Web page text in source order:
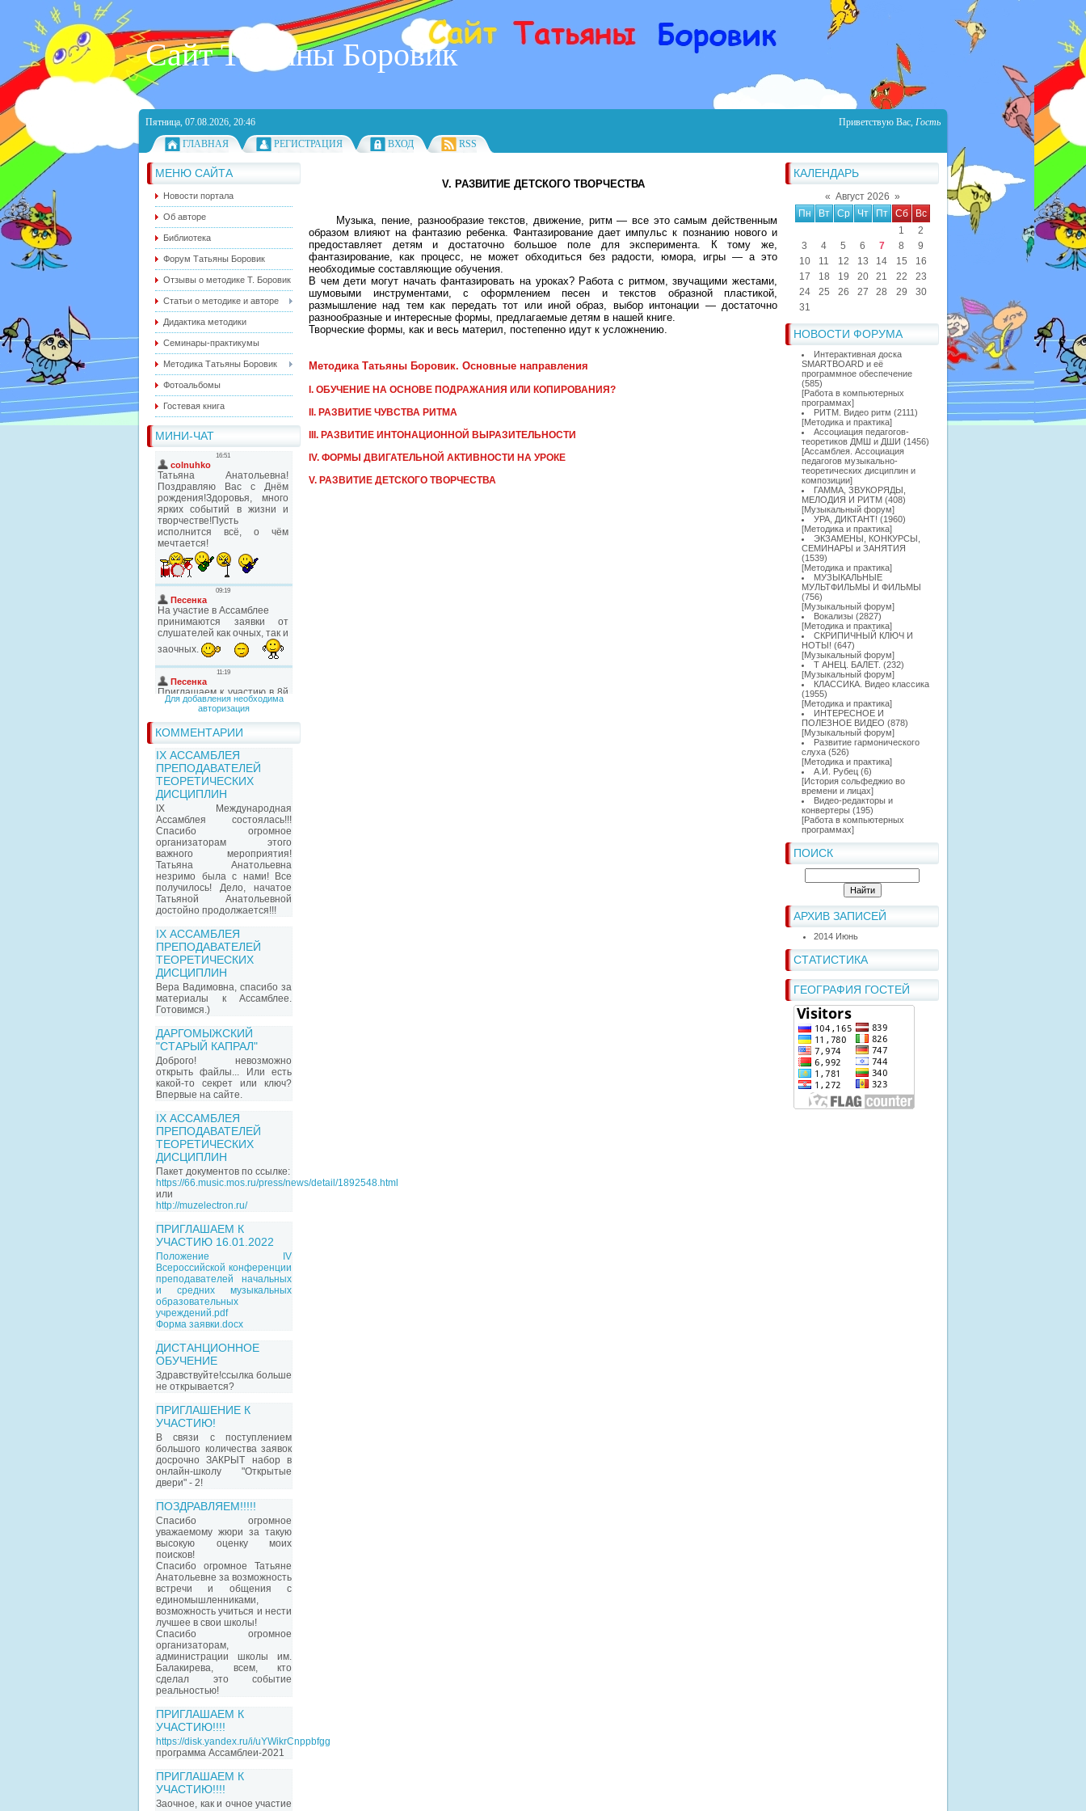
Сайт Татьяны Боровик
Пятница, 07.08.2026, 20:46 Приветствую Вас, Гость
ГЛАВНАЯ
РЕГИСТРАЦИЯ ВХОД RSS
МЕНЮ САЙТА
Новости портала
Об авторе
Библиотека
Форум Татьяны Боровик
Отзывы о методике Т. Боровик
Статьи о методике и авторе
Дидактика методики
Семинары-практикумы
Методика Татьяны Боровик
Фотоальбомы
Гостевая книга
МИНИ-ЧАТ
Для добавления необходима
авторизация
КОММЕНТАРИИ
IX АССАМБЛЕЯ
ПРЕПОДАВАТЕЛЕЙ
ТЕОРЕТИЧЕСКИХ
ДИСЦИПЛИН
IX Международная
Ассамблея состоялась!!!
Спасибо огромное
организаторам этого
важного мероприятия!
Татьяна Анатольевна
незримо была с нами! Все
получилось! Дело, начатое
Татьяной Анатольевной
достойно продолжается!!!
IX АССАМБЛЕЯ
ПРЕПОДАВАТЕЛЕЙ
ТЕОРЕТИЧЕСКИХ
ДИСЦИПЛИН
Вера Вадимовна, спасибо за
материалы к Ассамблее.
Готовимся.)
ДАРГОМЫЖСКИЙ
"СТАРЫЙ КАПРАЛ"
Доброго! невозможно
открыть файлы... Или есть
какой-то секрет или ключ?
Впервые на сайте.
IX АССАМБЛЕЯ
ПРЕПОДАВАТЕЛЕЙ
ТЕОРЕТИЧЕСКИХ
ДИСЦИПЛИН
Пакет документов по ссылке:
https://66.music.mos.ru/press/news/detail/1892548.html
или
http://muzelectron.ru/
ПРИГЛАШАЕМ К
УЧАСТИЮ 16.01.2022
Положение IV
Всероссийской конференции
преподавателей начальных
и средних музыкальных
образовательных
учреждений.pdf
Форма заявки.docx
ДИСТАНЦИОННОЕ
ОБУЧЕНИЕ
Здравствуйте!ссылка больше
не открывается?
ПРИГЛАШЕНИЕ К
УЧАСТИЮ!
В связи с поступлением
большого количества заявок
досрочно ЗАКРЫТ набор в
онлайн-школу "Открытые
двери" - 2!
ПОЗДРАВЛЯЕМ!!!!!
Спасибо огромное
уважаемому жюри за такую
высокую оценку моих
поисков!
Спасибо огромное Татьяне
Анатольевне за возможность
встречи и общения с
единомышленниками,
возможность учиться и нести
лучшее в свои школы!
Спасибо огромное
организаторам,
администрации школы им.
Балакирева, всем, кто
сделал это событие
реальностью!
ПРИГЛАШАЕМ К
УЧАСТИЮ!!!!
https://disk.yandex.ru/i/uYWikrCnppbfgg
программа Ассамблеи-2021
ПРИГЛАШАЕМ К
УЧАСТИЮ!!!!
Заочное, как и очное участие
КАЛЕНДАРЬ
« Август 2026 »
Пн
Вт Ср Чт Пт Сб
Вс
1
2
3
4 5 6 7 8
9
10
11 12 13 14 15
16
17
18 19 20 21 22
23
24
25 26 27 28 29
30
31
НОВОСТИ ФОРУМА
Интерактивная доска
SMARTBOARD и её
программное обеспечение
(585)
[Работа в компьютерных
программах]
РИТМ. Видео ритм (2111)
[Методика и практика]
Ассоциация педагогов-
теоретиков ДМШ и ДШИ (1456)
[Ассамблея. Ассоциация
педагогов музыкально-
теоретических дисциплин и
композиции]
ГАММА, ЗВУКОРЯДЫ,
МЕЛОДИЯ И РИТМ (408)
[Музыкальный форум]
УРА, ДИКТАНТ! (1960)
[Методика и практика]
ЭКЗАМЕНЫ, КОНКУРСЫ,
СЕМИНАРЫ и ЗАНЯТИЯ
(1539)
[Методика и практика]
МУЗЫКАЛЬНЫЕ
МУЛЬТФИЛЬМЫ И ФИЛЬМЫ
(756)
[Музыкальный форум]
Вокализы (2827)
[Методика и практика]
СКРИПИЧНЫЙ КЛЮЧ И
НОТЫ! (647)
[Музыкальный форум]
Т АНЕЦ. БАЛЕТ. (232)
[Музыкальный форум]
КЛАССИКА. Видео классика
(1955)
[Методика и практика]
ИНТЕРЕСНОЕ И
ПОЛЕЗНОЕ ВИДЕО (878)
[Музыкальный форум]
Развитие гармонического
слуха (526)
[Методика и практика]
А.И. Рубец (6)
[История сольфеджио во
времени и лицах]
Видео-редакторы и
конвертеры (195)
[Работа в компьютерных
программах]
ПОИСК
АРХИВ ЗАПИСЕЙ
2014 Июнь
СТАТИСТИКА
ГЕОГРАФИЯ ГОСТЕЙ
V. РАЗВИТИЕ ДЕТСКОГО ТВОРЧЕСТВА
Музыка, пение, разнообразие текстов, движение, ритм — все это самым действенным
образом влияют на фантазию ребенка. Фантазирование дает импульс к познанию нового и
предоставляет детям и достаточно большое поле для эксперимента. К тому же,
фантазирование, как процесс, не может обходиться без радости, юмора, игры — а это
необходимые составляющие обучения.
В чем дети могут начать фантазировать на уроках? Работа с ритмом, звучащими жестами,
шумовыми инструментами, с оформлением песен и текстов образной пластикой,
размышление над тем как передать тот или иной образ, выбор интонации — достаточно
разнообразные и интересные формы, предлагаемые детям в нашей книге.
Творческие формы, как и весь материл, постепенно идут к усложнению.
Методика Татьяны Боровик. Основные направления
I. ОБУЧЕНИЕ НА ОСНОВЕ ПОДРАЖАНИЯ ИЛИ КОПИРОВАНИЯ?
II. РАЗВИТИЕ ЧУВСТВА РИТМА
III. РАЗВИТИЕ ИНТОНАЦИОННОЙ ВЫРАЗИТЕЛЬНОСТИ
IV. ФОРМЫ ДВИГАТЕЛЬНОЙ АКТИВНОСТИ НА УРОКЕ
V. РАЗВИТИЕ ДЕТСКОГО ТВОРЧЕСТВА